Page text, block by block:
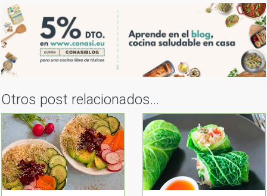
Otros post relacionados...